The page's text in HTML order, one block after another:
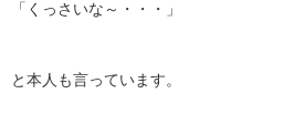
「くっさいな～・・・」
と本人も言っています。